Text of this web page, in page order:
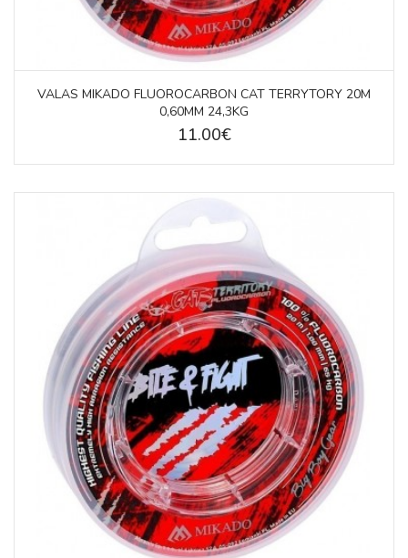
VALAS MIKADO FLUOROCARBON CAT TERRYTORY 20M
0,60MM 24,3KG
11.00€